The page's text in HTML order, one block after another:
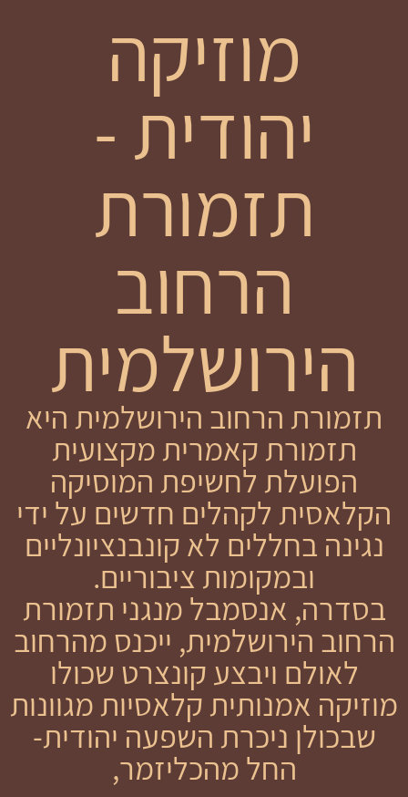
מוזיקה
יהודית -
תזמורת
הרחוב
הירושלמית
תזמורת הרחוב הירושלמית היא
תזמורת קאמרית מקצועית
הפועלת לחשיפת המוסיקה
הקלאסית לקהלים חדשים על ידי
נגינה בחללים לא קונבנציונליים
ובמקומות ציבוריים.
בסדרה, אנסמבל מנגני תזמורת
הרחוב הירושלמית, ייכנס מהרחוב
לאולם ויבצע קונצרט שכולו
מוזיקה אמנותית קלאסיות מגוונות
שבכולן ניכרת השפעה יהודית-
החל מהכליזמר,